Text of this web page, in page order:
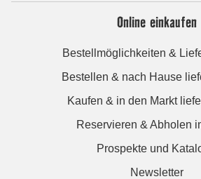
Online einkaufen
Bestellmöglichkeiten &
Bestellen & nach Hause
Kaufen & in den Markt
Reservieren & Abholen
Prospekte und
Newsletter